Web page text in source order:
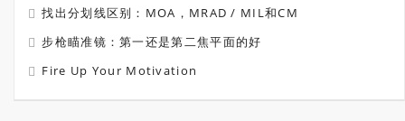
找出分划线区别：MOA，MRAD / MIL和CM
步枪瞄准镜：第一还是第二焦平面的好
Fire Up Your Motivation